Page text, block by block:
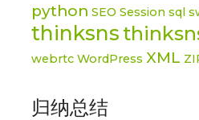
python SEO Session sql
thinksns
webrtc WordPress XML
归纳总结